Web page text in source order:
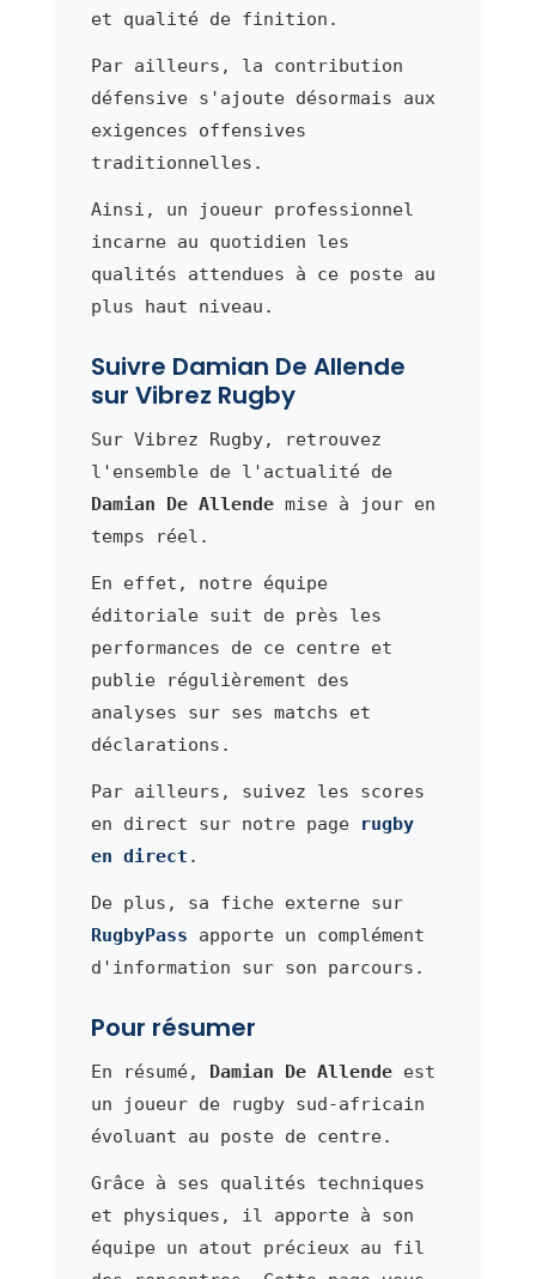
et qualité de finition.
Par ailleurs, la contribution
défensive s'ajoute désormais aux
exigences offensives
traditionnelles.
Ainsi, un joueur professionnel
incarne au quotidien les
qualités attendues à ce poste au
plus haut niveau.
Suivre Damian De Allende
sur Vibrez Rugby
Sur Vibrez Rugby, retrouvez
l'ensemble de l'actualité de
Damian De Allendemise à jour en
temps réel.
En effet, notre équipe
éditoriale suit de près les
performances de ce centre et
publie régulièrement des
analyses sur ses matchs et
déclarations.
Par ailleurs, suivez les scores
en direct sur notre page
rugby
en direct .
De plus, sa fiche externe sur
RugbyPass apporte un complément
d'information sur son parcours.
Pour résumer
En résumé, Damian De Allendeest
un joueur de rugby sud-africain
évoluant au poste de centre.
Grâce à ses qualités techniques
et physiques, il apporte à son
équipe un atout précieux au fil